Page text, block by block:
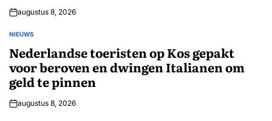
augustus 8, 2026
GEPLAATST
NIEUWS
Nederlandse toeristen op Kos gepakt
voor beroven en dwingen Italianen om
geld te pinnen
augustus 8, 2026